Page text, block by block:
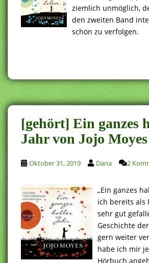
ziemlich unmöglich,
den zweiten Band
schön zu verfolgen.
[gehört] Ein ganzes
Jahr von Jojo Moyes
Oktober 31, 2019 Dana 2
„Ein ganzes
ich bereits als
sehr gut
Geschichte
gern weiter
habe ich mir
Hörbuch